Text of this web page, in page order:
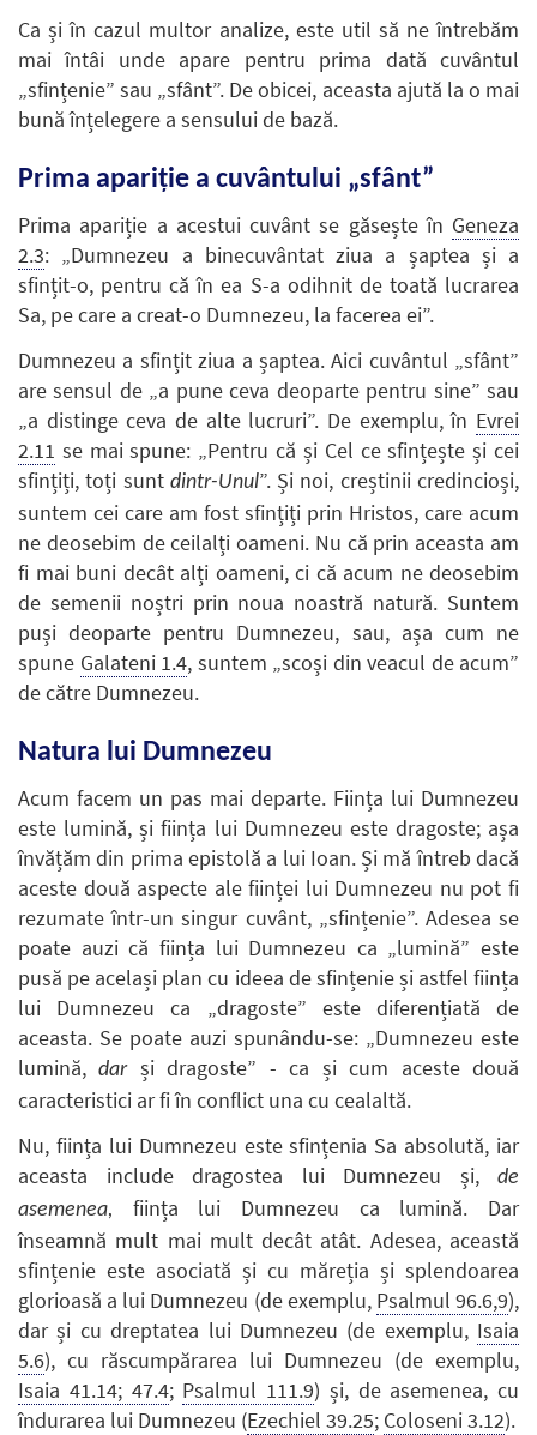
Ca și în cazul multor analize, este util să ne întrebăm
mai întâi unde apare pentru prima dată cuvântul
„sfințenie” sau „sfânt”. De obicei, aceasta ajută la o mai
bună înțelegere a sensului de bază.
Prima apariție a cuvântului „sfânt”
Prima apariție a acestui cuvânt se găsește în Geneza
2.3: „Dumnezeu a binecuvântat ziua a șaptea și a
sfințit-o, pentru că în ea S-a odihnit de toată lucrarea
Sa, pe care a creat-o Dumnezeu, la facerea ei”.
Dumnezeu a sfințit ziua a șaptea. Aici cuvântul „sfânt”
are sensul de „a pune ceva deoparte pentru sine” sau
„a distinge ceva de alte lucruri”. De exemplu, în Evrei
2.11 se mai spune: „Pentru că și Cel ce sfințește și cei
sfințiți, toți sunt dintr-Unul”. Și noi, creștinii credincioși,
suntem cei care am fost sfințiți prin Hristos, care acum
ne deosebim de ceilalți oameni. Nu că prin aceasta am
fi mai buni decât alți oameni, ci că acum ne deosebim
de semenii noștri prin noua noastră natură. Suntem
puși deoparte pentru Dumnezeu, sau, așa cum ne
spune Galateni 1.4, suntem „scoși din veacul de acum”
de către Dumnezeu.
Natura lui Dumnezeu
Acum facem un pas mai departe. Ființa lui Dumnezeu
este lumină, și ființa lui Dumnezeu este dragoste; așa
învățăm din prima epistolă a lui Ioan. Și mă întreb dacă
aceste două aspecte ale ființei lui Dumnezeu nu pot fi
rezumate într-un singur cuvânt, „sfințenie”. Adesea se
poate auzi că ființa lui Dumnezeu ca „lumină” este
pusă pe același plan cu ideea de sfințenie și astfel ființa
lui Dumnezeu ca „dragoste” este diferențiată de
aceasta. Se poate auzi spunându-se: „Dumnezeu este
lumină,darși dragoste” - ca și cum aceste două
caracteristici ar fi în conflict una cu cealaltă.
Nu, ființa lui Dumnezeu este sfințenia Sa absolută, iar
aceasta include dragostea lui Dumnezeu și,
de
asemenea,
ființa lui Dumnezeu ca lumină. Dar
înseamnă mult mai mult decât atât. Adesea, această
sfințenie este asociată și cu măreția și splendoarea
glorioasă a lui Dumnezeu (de exemplu, Psalmul 96.6,9),
dar și cu dreptatea lui Dumnezeu (de exemplu, Isaia
5.6), cu răscumpărarea lui Dumnezeu (de exemplu,
Isaia 41.14; 47.4; Psalmul 111.9) și, de asemenea, cu
îndurarea lui Dumnezeu (Ezechiel 39.25; Coloseni 3.12).